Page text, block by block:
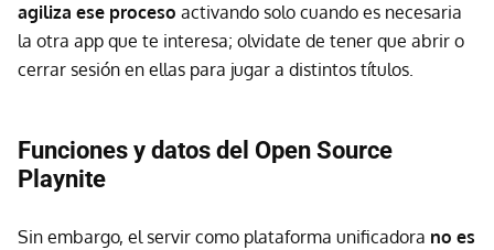
agiliza ese proceso activando solo cuando es necesaria
la otra app que te interesa; olvidate de tener que abrir o
cerrar sesión en ellas para jugar a distintos títulos.
Funciones y datos del Open Source
Playnite
Sin embargo, el servir como plataforma unificadora no es